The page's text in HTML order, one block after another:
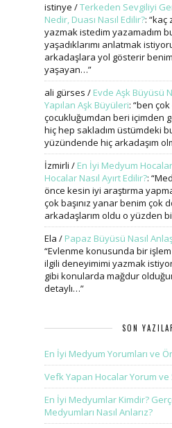
istinye /Terkeden Sevgiliyi
Nedir, Duası Nasıl Edilir?: “kaç
yazmak istedim yazamadım
yaşadıklarımı anlatmak
arkadaşlara yol gösterir
yaşayan…”
ali gürses / Evde Aşk Büyüsü
Yapılan Aşk Büyüleri: “ben
çocukluğumdan beri içimden
hiç hep sakladım üstümdeki
yüzündende hiç arkadaşım
İzmirli / En İyi Medyum
Hocalar Nasıl Ayırt Edilir?: “
önce kesin iyi araştırma
çok başınız yanar benim çok
arkadaşlarım oldu o yüzden
Ela / Papaz Büyüsü Nasıl
“Evlenme konusunda bir işlem
ilgili deneyimimi yazmak
gibi konularda mağdur
detaylı…”
SON
En İyi Medyum Yorumları ve
Vefk Yapan Hocalar Yorum ve
En İyi Medyumlar Kimdir?
Medyumları Nasıl Anlarız?